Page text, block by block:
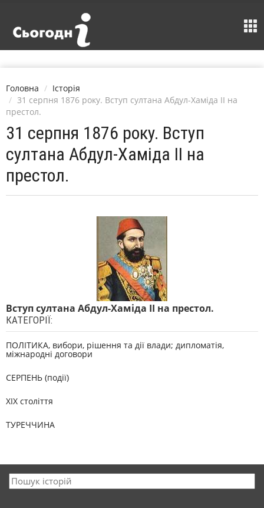
Головна
Історія
31 серпня 1876 року. Вступ султана Абдул-Хаміда ІІ на
престол.
31 серпня 1876 року. Вступ
султана Абдул-Хаміда ІІ на
престол.
Вступ султана Абдул-Хаміда ІІ на престол.
КАТЕГОРІЇ:
ПОЛІТИКА, вибори, рішення та дії влади; дипломатія,
міжнародні договори
СЕРПЕНЬ (події)
XIX століття
ТУРЕЧЧИНА